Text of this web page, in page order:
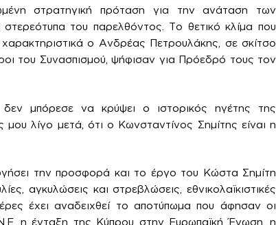
στρατηγική πρόταση για την ανάταση των
του παρελθόντος. Το θετικό κλίμα που
ο Ανδρέας Πετρουλάκης, σε σκίτσο
του Συνασπισμού, ψήφισαν για Πρόεδρό τους τον
μπόρεσε να κρύψει ο ιστορικός ηγέτης της
λίγο μετά, ότι ο Κωνσταντίνος Σημίτης είναι η
την προσφορά και το έργο του Κώστα Σημίτη
αγκυλώσεις και στρεβλώσεις, εθνικολαϊκιστικές
έχει αναδειχθεί το αποτύπωμα που άφησαν οι
η ένταξη της Κύπρου στην Ευρωπαϊκή Ένωση, η